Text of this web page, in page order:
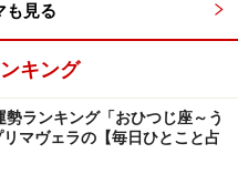
も見る
キング
ランキング「おひつじ座～う
マヴェラの【毎日ひとこと占